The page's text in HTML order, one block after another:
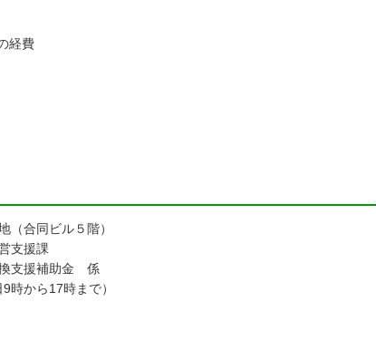
経費
合同ビル５階）
援課
支援補助金 係
から17時まで）